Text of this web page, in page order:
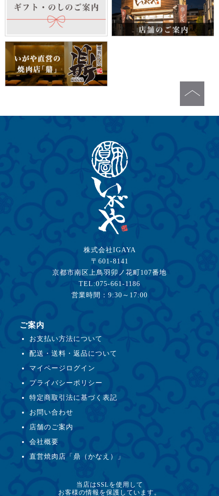
株式会社IGAYA
〒601-8141
京都市南区上鳥羽卯ノ花町107番地
TEL:075-661-1186
営業時間：9:30～17:00
ご案内
お支払い方法について
配送・送料・返品について
マイページログイン
プライバシーポリシー
特定商取引法に基づく表記
お問い合わせ
店舗のご案内
会社概要
直営焼肉店「鼎（かなえ）」
当店はSSLを使用して
お客様の情報を保護しています。